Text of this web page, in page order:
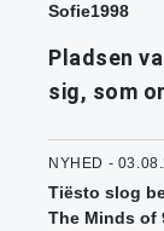
Sofie1998
Pladsen
sig, som
NYHED -
Tiësto slog
The Minds of